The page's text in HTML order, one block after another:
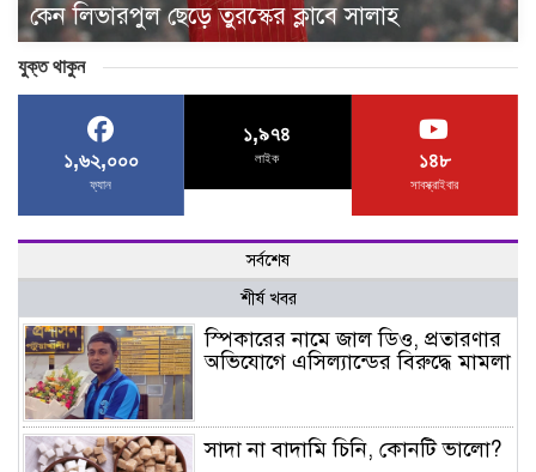
কেন লিভারপুল ছেড়ে তুরস্কের ক্লাবে সালাহ
যুক্ত থাকুন
১,৬২,০০০
ফ্যান
১,৯৭৪
লাইক ১৪৮
সাবস্ক্রাইবার
সর্বশেষ
শীর্ষ খবর
স্পিকারের নামে জাল ডিও, প্রতারণার
অভিযোগে এসিল্যান্ডের বিরুদ্ধে মামলা
সাদা না বাদামি চিনি, কোনটি ভালো?